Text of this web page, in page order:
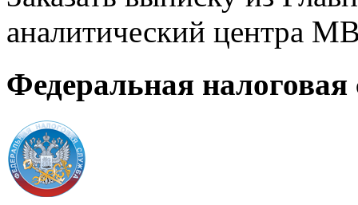
аналитический центра
Федеральная налоговая